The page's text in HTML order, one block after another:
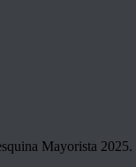
Mayorista 2025.